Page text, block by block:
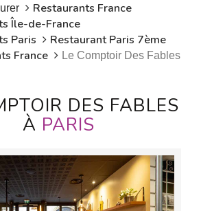
Restaurants France
Île-de-France
Paris
Restaurant Paris 7ème
France
Le Comptoir Des Fables
DES FABLES
À PARIS